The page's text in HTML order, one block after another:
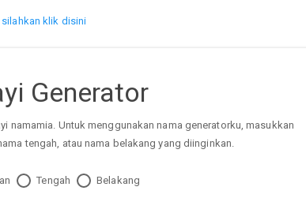
silahkan klik disini
Generator
namamia. Untuk menggunakan nama generatorku, masukkan
tengah, atau nama belakang yang diinginkan.
Tengah Belakang